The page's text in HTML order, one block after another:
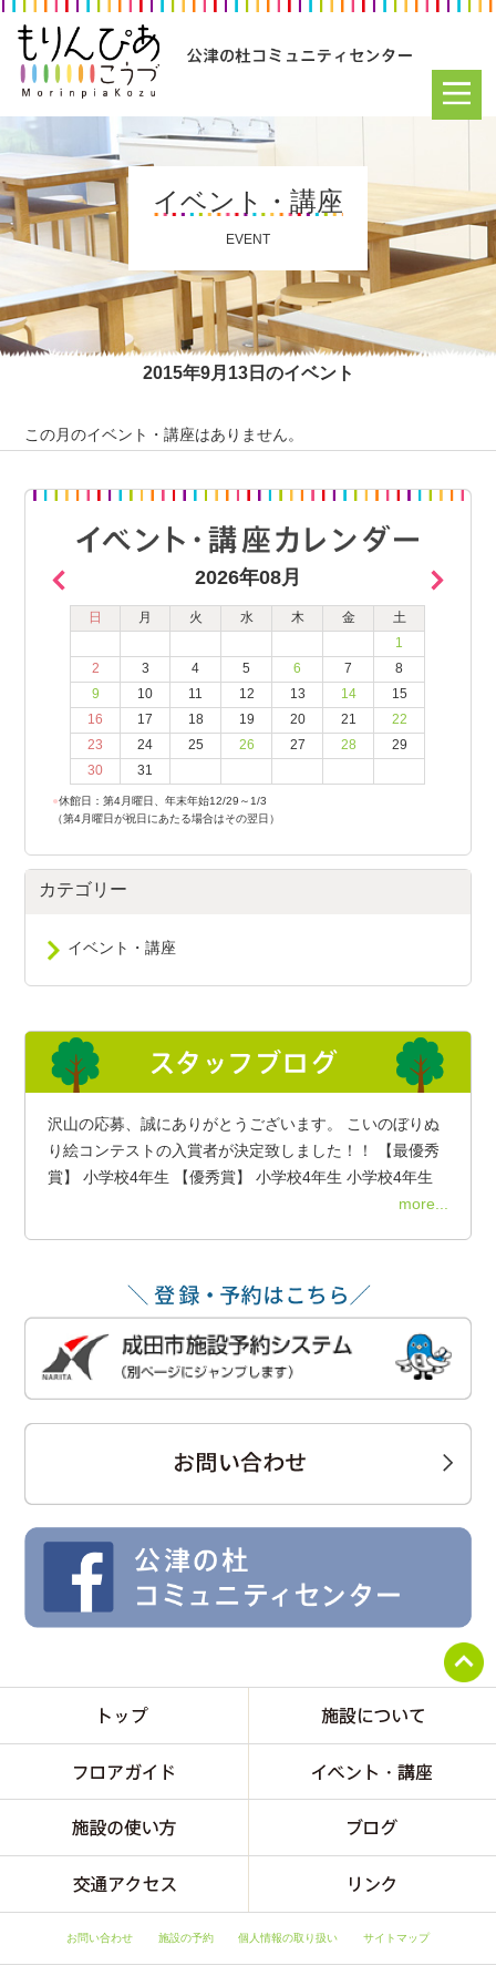
イベント・講座
EVENT
2015年9月13日のイベント
この月のイベント・講座はありません。
2026年08月
日 月 火 水 木 金
土
1
2
3 4 5 6 7
8
9
10 11 12 13 14
15
16
17 18 19 20 21
22
23
24 25 26 27 28
29
30
31
●休館日：第4月曜日、年末年始12/29～1/3
（第4月曜日が祝日にあたる場合はその翌日）
カテゴリー
イベント・講座
沢山の応募、誠にありがとうございます。 こいのぼりぬ
り絵コンテストの入賞者が決定致しました！！ 【最優秀
賞】 小学校4年生 【優秀賞】 小学校4年生 小学校4年生
more...
お問い合わせ 施設の予約 個人情報の取り扱い サイトマップ